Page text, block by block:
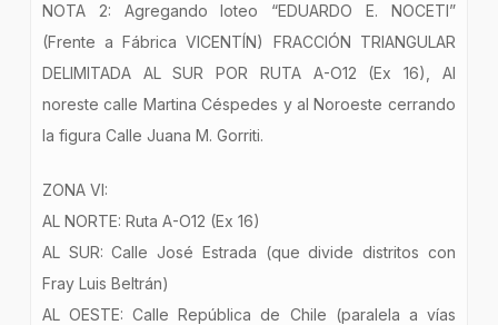
NOTA 2: Agregando loteo “EDUARDO E. NOCETI”
(Frente a Fábrica VICENTÍN) FRACCIÓN TRIANGULAR
DELIMITADA AL SUR POR RUTA A-O12 (Ex 16), Al
noreste calle Martina Céspedes y al Noroeste cerrando
la figura Calle Juana M. Gorriti.
ZONA VI:
AL NORTE: Ruta A-O12 (Ex 16)
AL SUR: Calle José Estrada (que divide distritos con
Fray Luis Beltrán)
AL OESTE: Calle República de Chile (paralela a vías